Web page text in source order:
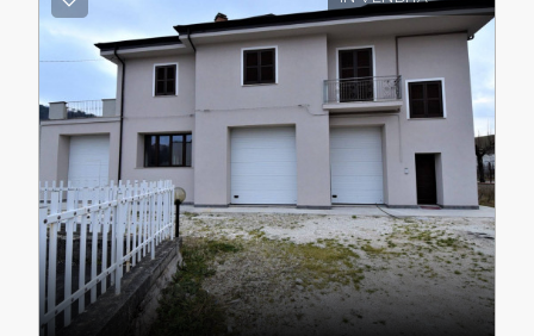
Arredato
Nuova costruzione
Lusso